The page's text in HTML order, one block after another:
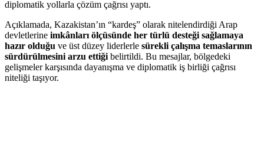
diplomatik yollarla çözüm çağrısı yaptı.
Açıklamada, Kazakistan’ın “kardeş” olarak nitelendirdiği Arap
devletlerine imkânları ölçüsünde her türlü desteği sağlamaya
hazır olduğu ve üst düzey liderlerle sürekli çalışma temaslarının
sürdürülmesini arzu ettiğibelirtildi. Bu mesajlar, bölgedeki
gelişmeler karşısında dayanışma ve diplomatik iş birliği çağrısı
niteliği taşıyor.